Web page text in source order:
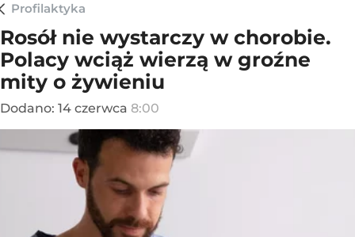
Profilaktyka
Rosół nie wystarczy w chorobie.
Polacy wciąż wierzą w groźne
mity o żywieniu
Dodano: 14 czerwca 8:00